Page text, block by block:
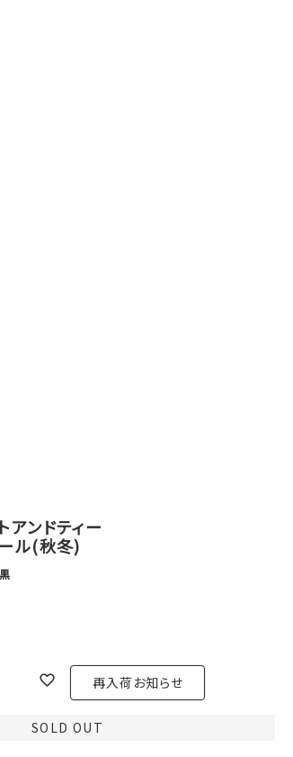
ンドティー
ル(秋冬)
再入荷お知らせ
SOLD OUT